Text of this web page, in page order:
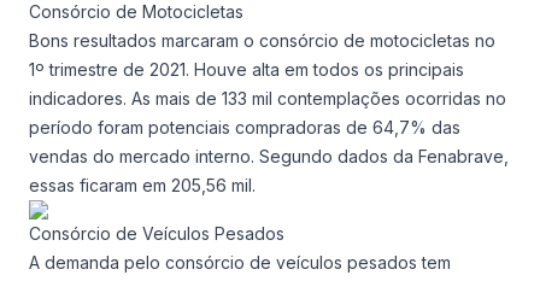
Consórcio de Motocicletas
Bons resultados marcaram o consórcio de motocicletas no
1º trimestre de 2021. Houve alta em todos os principais
indicadores. As mais de 133 mil contemplações ocorridas no
período foram potenciais compradoras de 64,7% das
vendas do mercado interno. Segundo dados da Fenabrave,
essas ficaram em 205,56 mil.
Consórcio de Veículos Pesados
A demanda pelo consórcio de veículos pesados tem